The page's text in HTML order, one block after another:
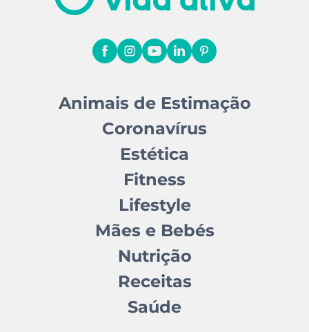
Animais de Estimação
Coronavírus
Estética
Fitness
Lifestyle
Mães e Bebés
Nutrição
Receitas
Saúde